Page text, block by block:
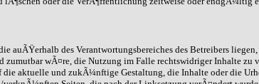
auÃŸerhalb des Verantwortungsbereiches des Betreibers
wÃ¤re, die Nutzung im Falle rechtswidriger Inhalte
aktuelle und zukÃ¼nftige Gestaltung, die Inhalte oder die